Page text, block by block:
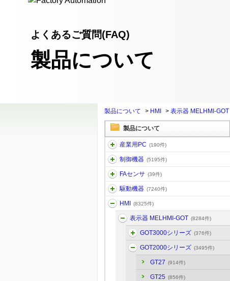
よくあるご質問(FAQ)
製品について
製品について > HMI > 表示器 MELHMI-GOT
製品について
産業用PC (190件)
制御機器 (5195件)
FAセンサ (39件)
駆動機器 (7240件)
HMI (8325件)
表示器 MELHMI-GOT (8284件)
GOT3000シリーズ (376件)
GOT2000シリーズ (3495件)
GT27 (914件)
GT25 (856件)